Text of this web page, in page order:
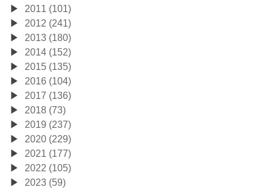
2011 (101)
2012 (241)
2013 (180)
2014 (152)
2015 (135)
2016 (104)
2017 (136)
2018 (73)
2019 (237)
2020 (229)
2021 (177)
2022 (105)
2023 (59)